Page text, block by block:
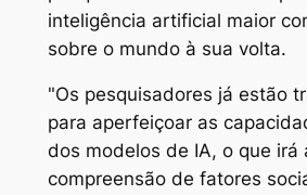
inteligência artificial maior
sobre o mundo à sua volta.
"Os pesquisadores já estão
para aperfeiçoar as
dos modelos de IA, o que irá
compreensão de fatores